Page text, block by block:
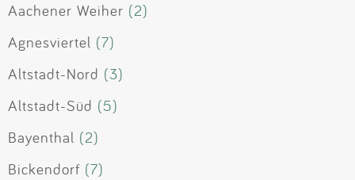
Aachener Weiher (2)
Agnesviertel (7)
Altstadt-Nord (3)
Altstadt-Süd (5)
Bayenthal (2)
Bickendorf (7)